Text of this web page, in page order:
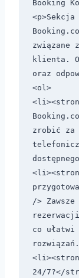
Booking
<p>Sekcja
związane
klienta.
oraz
<ol>
zrobić za
/>
co ułatwi
24/7?</